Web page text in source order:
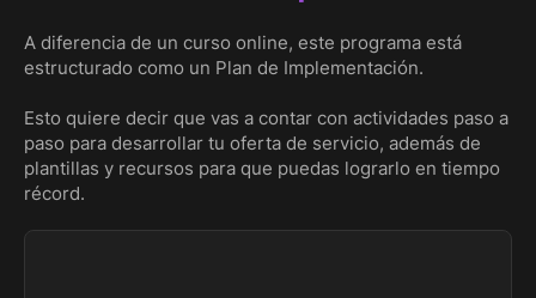
A diferencia de un curso online, este programa está
estructurado como un Plan de Implementación.
Esto quiere decir que vas a contar con actividades paso a
paso para desarrollar tu oferta de servicio, además de
plantillas y recursos para que puedas lograrlo en tiempo
récord.